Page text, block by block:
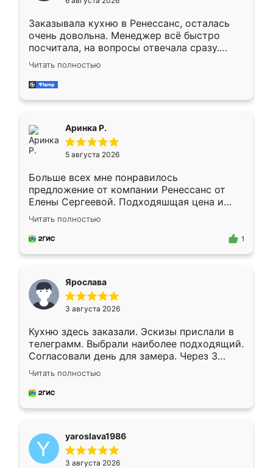
мебели буду заказывать только здесь.
Заказывала кухню в Ренессанс, осталась
очень довольна. Менеджер всё быстро
посчитала, на вопросы отвечала сразу.
Замерщик приехал в субботу, подошёл к
делу со всей ответственностью. Собрали
за день, ребята работали аккуратно, даже
Читать полностью
Аринка Р.
5 августа 2026
Больше всех мне понравилось
предложение от компании Ренессанс от
Елены Сергеевой. Подходяшщая цена и
короткие сроки изготовления. Приехавший
для замера сотрудник Владислав
предложил по моему эскизу самый
Читать полностью
1
Ярослава
3 августа 2026
Кухню здесь заказали. Эскизы прислали в
телеграмм. Выбрали наиболее подходящий.
Согласовали день для замера. Через 3
недели кухня была уже готова. Остались
довольны работой. Спасибо Ренессанс
мебель за качественную работу!
Читать полностью
yaroslava1986
3 августа 2026